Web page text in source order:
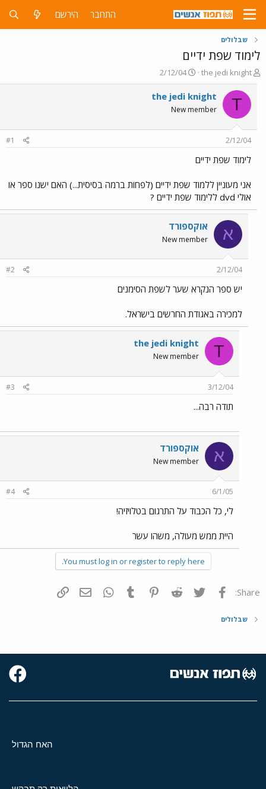
התחבר הירשם
שבלולים
לימוד שפת ידיים
פ
ו
ת
ח
ה
ש
א
the jedi knight
פ
ו
ר
ם
2/12/04
T
the jedi knight
New member
2/12/04
#1
לימוד שפת ידיים
אני מעוניין ללמוד שפת ידיים (לפחות ברמה בסיסית...) האם ישנו ספר או
אולי dvd ללימוד שפת ידיים ?
א אוקספורד
New member
2/12/04
#2
יש ספר הנקרא שער לשפת הסימנים
למכירה באגודת החרשים בישראל.
T
the jedi knight
New member
3/12/04
#3
תודה רבה...
א אוקספורד
New member
6/1/05
#4
לי, כל הכבוד על התרגום בטלויזיה!
היית ממש מעולה, משהו עשר
You must log in or register to reply here.
Share: פייסבוק Twitter
Reddit
Pinterest
Tumblr
WhatsAppדואר אלקטרוני
שבלולים
האח הגדול